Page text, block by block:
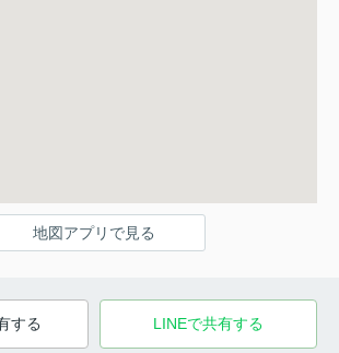
地図アプリで見る
する LINEで共有する